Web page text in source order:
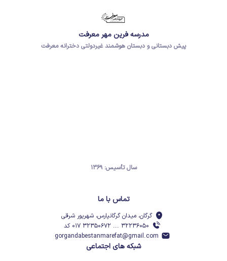
مدرسه فرین مهر معرفت
پیش دبستانی و دبستان هوشمند غیردولتی دخترانه معرفت
سال تأسیس: ۱۳۶۹
تماس با ما
گرگان، میدان گرگانپارس، شهریور شرقی
۳۲۲۳۶۰۵۰ ... ۳۲۳۵۰۶۷۲ ۰۱۷ کد
gorgandabestanmarefat@gmail.com
شبکه های اجتماعی